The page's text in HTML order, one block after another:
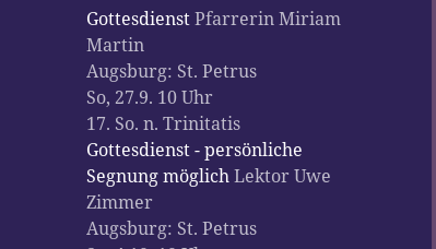
GottesdienstPfarrerin Miriam
Martin
Augsburg: St. Petrus
So, 27.9. 10 Uhr
17. So. n. Trinitatis
Gottesdienst - persönliche
Segnung möglichLektor Uwe
Zimmer
Augsburg: St. Petrus